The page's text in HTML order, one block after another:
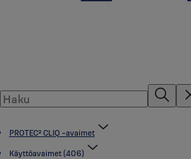
PROTEC² CLIQ -avaimet
Käyttöavaimet (406)